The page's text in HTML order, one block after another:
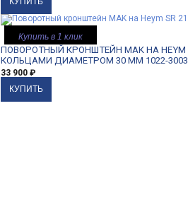
Купить в 1 клик
ПОВОРОТНЫЙ КРОНШТЕЙН MAK НА
КОЛЬЦАМИ ДИАМЕТРОМ 30 ММ 1022-
33 900 ₽